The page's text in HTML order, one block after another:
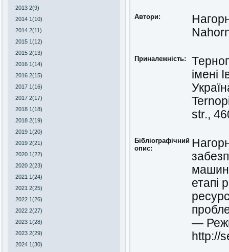
2013 2(9)
2014 1(10)
2014 2(11)
2015 1(12)
2015 2(13)
2016 1(14)
2016 2(15)
2017 1(16)
2017 2(17)
2018 1(18)
2018 2(19)
2019 1(20)
2019 2(21)
2020 1(22)
2020 2(23)
2021 1(24)
2021 2(25)
2022 1(26)
2022 2(27)
2023 1(28)
2023 2(29)
2024 1(30)
Автори:
Приналежність:
імені
str.,
Бібліографічний
опис:
етапі
—
http://